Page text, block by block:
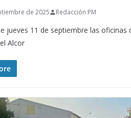
de 2025 Redacción PM
jueves 11 de septiembre las
Alcor